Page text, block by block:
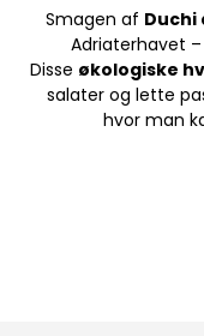
Smagen af Duchi
Adriaterhavet
Disse økologiske
salater og lette
hvor man